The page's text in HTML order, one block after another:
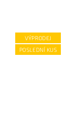
VÝPRODEJ
POSLEDNÍ KUS